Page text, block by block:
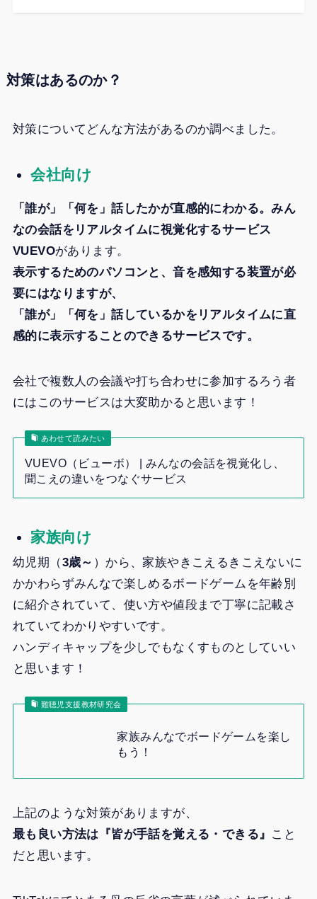
対策はあるのか？
対策についてどんな方法があるのか調べました。
会社向け
「誰が」「何を」話したかが直感的にわかる。みん
なの会話をリアルタイムに視覚化するサービス
VUEVOがあります。
表示するためのパソコンと、音を感知する装置が必
要にはなりますが、
「誰が」「何を」話しているかをリアルタイムに直
感的に表示することのできるサービスです。
会社で複数人の会議や打ち合わせに参加するろう者
にはこのサービスは大変助かると思います！
あわせて読みたい
VUEVO（ビューボ） | みんなの会話を視覚化し、
聞こえの違いをつなぐサービス
家族向け
幼児期（3歳～ ）から、家族やきこえるきこえないに
かかわらずみんなで楽しめるボードゲームを年齢別
に紹介されていて、使い方や値段まで丁寧に記載さ
れていてわかりやすいです。
ハンディキャップを少しでもなくすものとしていい
と思います！
難聴児支援教材研究会
家族みんなでボードゲームを楽し
もう！
上記のような対策がありますが、
最も良い方法は『皆が手話を覚える・できる』 こと
だと思います。